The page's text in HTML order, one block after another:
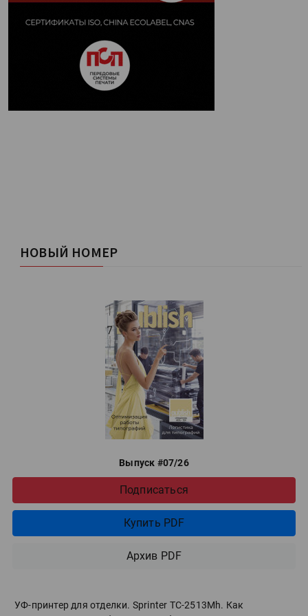
НОВЫЙ НОМЕР
Выпуск #07/26
Подписаться
Купить PDF
Архив PDF
УФ-принтер для отделки. Sprinter ТС-2513Mh. Как